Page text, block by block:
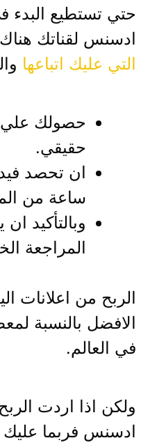
حتي تستطيع البدء
ادسنس لقناتك
التي عليك اتباعها
حقيقي.
ساعة من
وبالتأكيد
المراجعة
الربح من اعلانات
الافضل بالنسبة
في العالم.
ولكن اذا اردت
ادسنس فربما